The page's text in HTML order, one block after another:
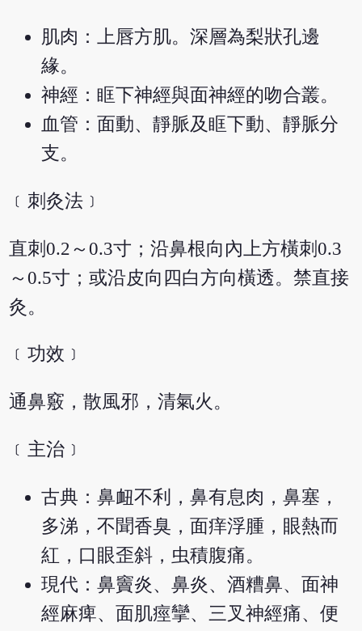
肌肉：上唇方肌。深層為梨狀孔邊
緣。
神經：眶下神經與面神經的吻合叢。
血管：面動、靜脈及眶下動、靜脈分
支。
﹝刺灸法﹞
直刺0.2～0.3寸；沿鼻根向內上方橫刺0.3
～0.5寸；或沿皮向四白方向橫透。禁直接
灸。
﹝功效﹞
通鼻竅，散風邪，清氣火。
﹝主治﹞
古典：鼻衄不利，鼻有息肉，鼻塞，
多涕，不聞香臭，面痒浮腫，眼熱而
紅，口眼歪斜，虫積腹痛。
現代：鼻竇炎、鼻炎、酒糟鼻、面神
經麻痺、面肌痙攣、三叉神經痛、便